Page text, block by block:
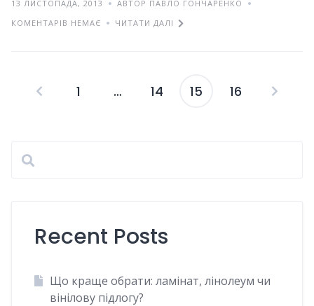
13 ЛИСТОПАДА, 2013
АВТОР ПАВЛО ГОНЧАРЕНКО
КОМЕНТАРІВ НЕМАЄ
ЧИТАТИ ДАЛІ
Пагінація
1 … 14 15 16
Recent Posts
Що краще обрати: ламінат, лінолеум чи
вінілову підлогу?